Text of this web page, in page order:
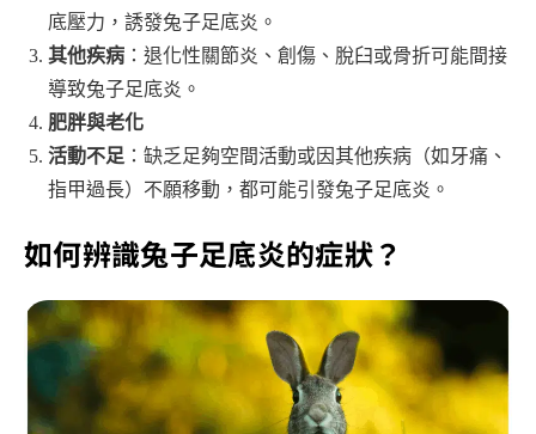
底壓力，誘發兔子足底炎。
其他疾病 ：退化性關節炎、創傷、脫臼或骨折可能間接
導致兔子足底炎。
肥胖與老化
活動不足 ：缺乏足夠空間活動或因其他疾病（如牙痛、
指甲過長）不願移動，都可能引發兔子足底炎。
如何辨識兔子足底炎的症狀？